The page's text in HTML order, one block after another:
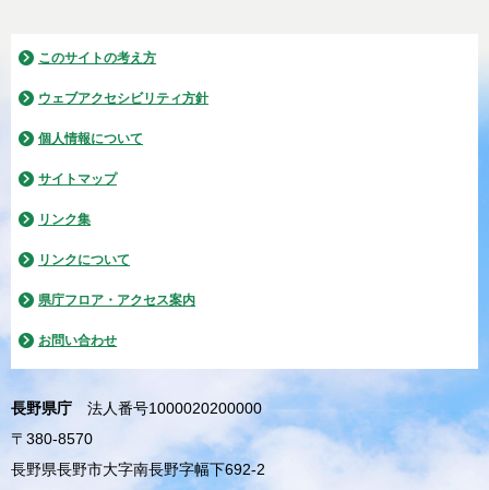
このサイトの考え方
ウェブアクセシビリティ方針
個人情報について
サイトマップ
リンク集
リンクについて
県庁フロア・アクセス案内
お問い合わせ
長野県庁
法人番号1000020200000
〒380-8570
長野県長野市大字南長野字幅下692-2